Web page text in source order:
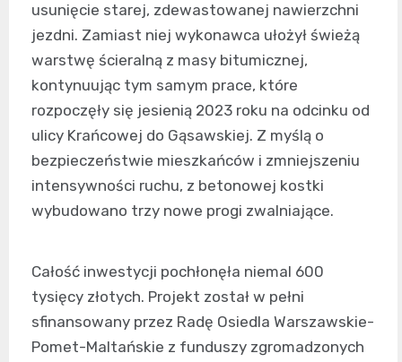
usunięcie starej, zdewastowanej nawierzchni
jezdni. Zamiast niej wykonawca ułożył świeżą
warstwę ścieralną z masy bitumicznej,
kontynuując tym samym prace, które
rozpoczęły się jesienią 2023 roku na odcinku od
ulicy Krańcowej do Gąsawskiej. Z myślą o
bezpieczeństwie mieszkańców i zmniejszeniu
intensywności ruchu, z betonowej kostki
wybudowano trzy nowe progi zwalniające.
Całość inwestycji pochłonęła niemal 600
tysięcy złotych. Projekt został w pełni
sfinansowany przez Radę Osiedla Warszawskie-
Pomet-Maltańskie z funduszy zgromadzonych